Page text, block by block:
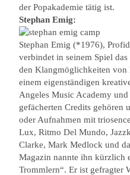
der Popakademie tätig ist.
Stephan Emig:
Stephan Emig (*1976),
verbindet in seinem Spiel
den Klangmöglichkeiten von
einem eigenständigen
Angeles Music Academy
gefächerten Credits gehören
oder Aufnahmen mit
Lux, Ritmo Del Mundo,
Clarke, Mark Medlock und
Magazin nannte ihn kürzlich
Trommlern“. Er ist gefragter